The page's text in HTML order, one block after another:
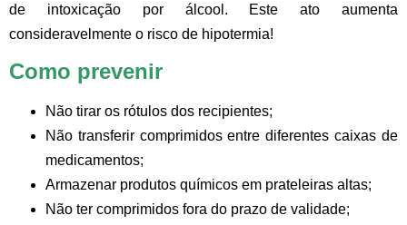
de intoxicação por álcool. Este ato aumenta
consideravelmente o risco de hipotermia!
Como prevenir
Não tirar os rótulos dos recipientes;
Não transferir comprimidos entre diferentes caixas de
medicamentos;
Armazenar produtos químicos em prateleiras altas;
Não ter comprimidos fora do prazo de validade;